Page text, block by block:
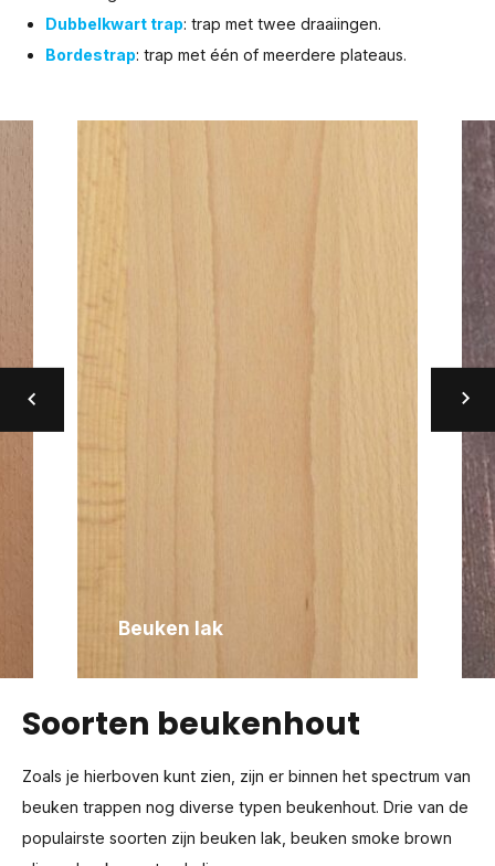
Dubbelkwart trap: trap met twee draaiingen.
Bordestrap: trap met één of meerdere plateaus.
Beuken lak
Soorten beukenhout
Zoals je hierboven kunt zien, zijn er binnen het spectrum van
beuken trappen nog diverse typen beukenhout. Drie van de
populairste soorten zijn beuken lak, beuken smoke brown